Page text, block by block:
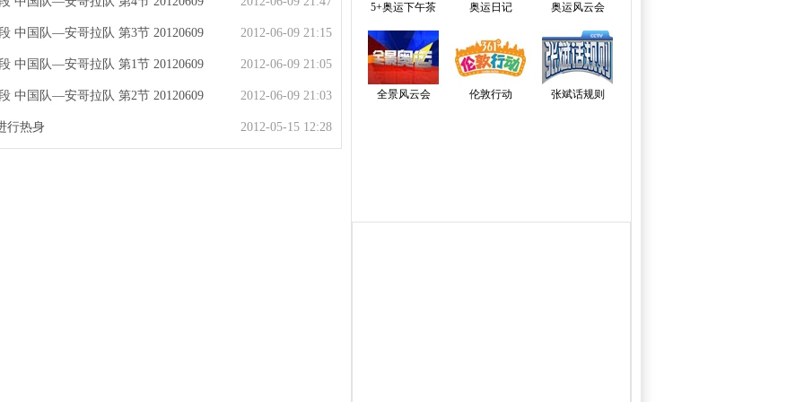
2012-06-09 21:15
中国队—安哥拉队 第3节 20120609
2012-06-09 21:05
中国队—安哥拉队 第1节 20120609
2012-06-09 21:03
中国队—安哥拉队 第2节 20120609
2012-05-15 12:28
行热身
5+奥运下午茶 奥运日记 奥运风云会
全景风云会 伦敦行动 张斌话规则